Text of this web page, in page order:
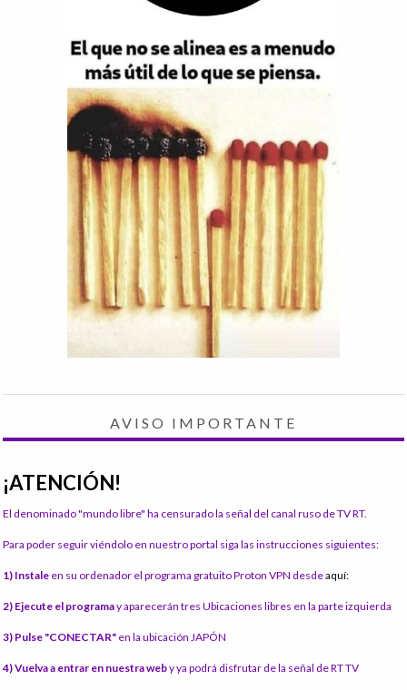
AVISO IMPORTANTE
¡ATENCIÓN!
El denominado "mundo libre" ha censurado la señal del canal ruso de TV RT.
Para poder seguir viéndolo en nuestro portal siga las instrucciones siguientes:
1) Instale en su ordenador el programa gratuito Proton VPN desdeaquí:
2) Ejecute el programay aparecerán tres Ubicaciones libres en la parte izquierda
3) Pulse "CONECTAR" en la ubicación JAPÓN
4) Vuelva a entrar en nuestra weby ya podrá disfrutar de la señal de RT TV